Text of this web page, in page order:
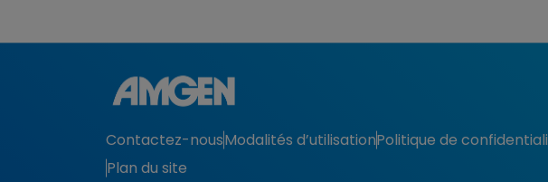
Contactez-nousModalités d’utilisationPolitique de
Plan du site